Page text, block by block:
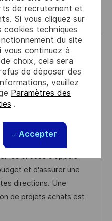
de recrutement et
Si vous cliquez sur
cookies techniques
du site
vous continuez à
choix, cela sera
de déposer des
veuillez
Paramètres des
.
Accepter
Responsable Achat
Projets
92190
Full Time
Achats Projets
équipe à Meudon.
les phases d'appels
et d'assurer une
directions. Une
de projets achats est